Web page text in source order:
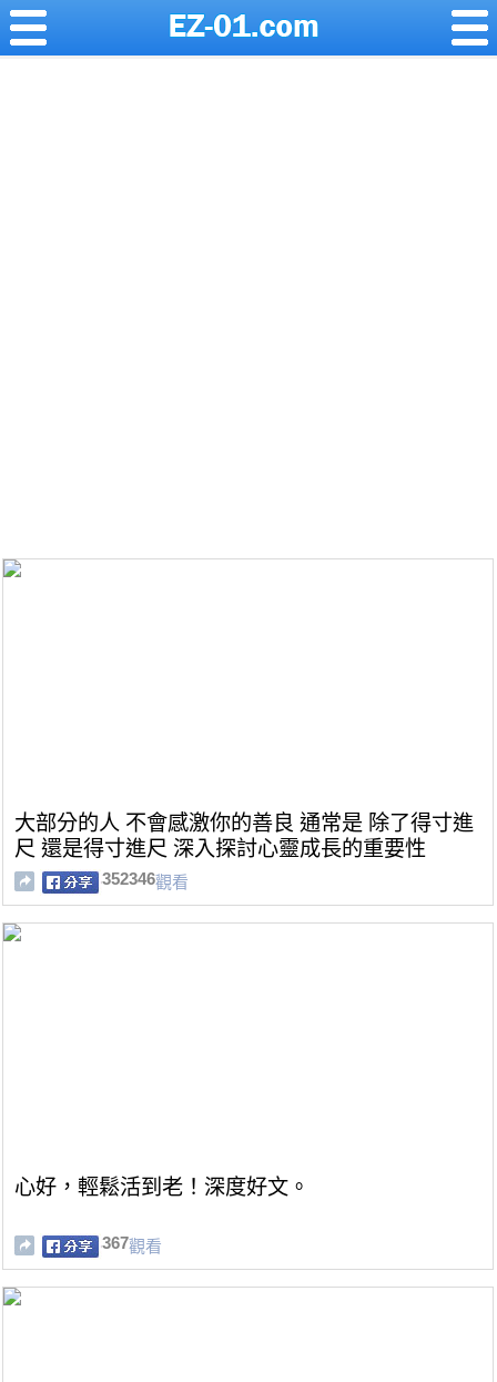
大部分的人 不會感激你的善良 通常是 除了得寸進
尺 還是得寸進尺 深入探討心靈成長的重要性
352346觀看
心好，輕鬆活到老！深度好文。
367觀看